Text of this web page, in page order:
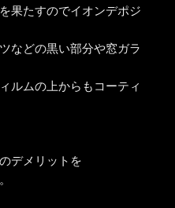
果たすのでイオンデポジ
などの黒い部分や窓ガラ
ルムの上からもコーティ
デメリットを